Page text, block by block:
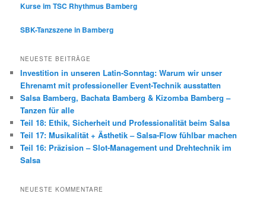
Kurse im TSC Rhythmus Bamberg
SBK-Tanzszene in Bamberg
NEUESTE BEITRÄGE
Investition in unseren Latin-Sonntag: Warum wir unser
Ehrenamt mit professioneller Event-Technik ausstatten
Salsa Bamberg, Bachata Bamberg & Kizomba Bamberg –
Tanzen für alle
Teil 18: Ethik, Sicherheit und Professionalität beim Salsa
Teil 17: Musikalität + Ästhetik – Salsa-Flow fühlbar machen
Teil 16: Präzision – Slot-Management und Drehtechnik im
Salsa
NEUESTE KOMMENTARE